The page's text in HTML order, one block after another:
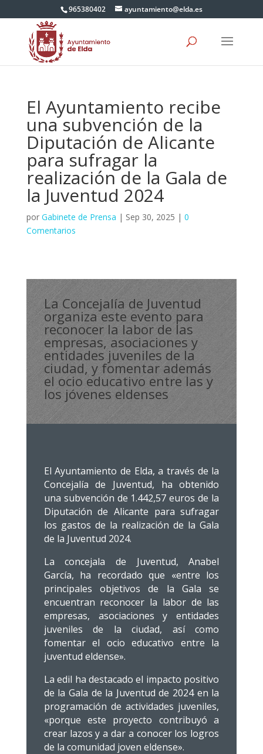
965380402 ayuntamiento@elda.es
El Ayuntamiento recibe
una subvención de la
Diputación de Alicante
para sufragar la
realización de la Gala de
la Juventud 2024
por Gabinete de Prensa | Sep 30, 2025 | 0
Comentarios
La Concejalía de Juventud
organiza este evento para
reconocer la labor de las
empresas, asociaciones y
entidades juveniles de la
ciudad, y fomentar además
el ocio educativo entre las y
los jóvenes eldenses
El Ayuntamiento de Elda, a través de la
Concejalía de Juventud, ha obtenido
una subvención de 1.442,57 euros de la
Diputación de Alicante para sufragar
los gastos de la realización de la Gala
de la Juventud 2024.
La concejala de Juventud, Anabel
García, ha recordado que «entre los
principales objetivos de la Gala se
encuentran reconocer la labor de las
empresas, asociaciones y entidades
juveniles de la ciudad, así como
fomentar el ocio educativo entre la
juventud eldense».
La edil ha destacado el impacto positivo
de la Gala de la Juventud de 2024 en la
programación de actividades juveniles,
«porque este proyecto contribuyó a
crear lazos y a dar a conocer los logros
de la comunidad joven eldense».